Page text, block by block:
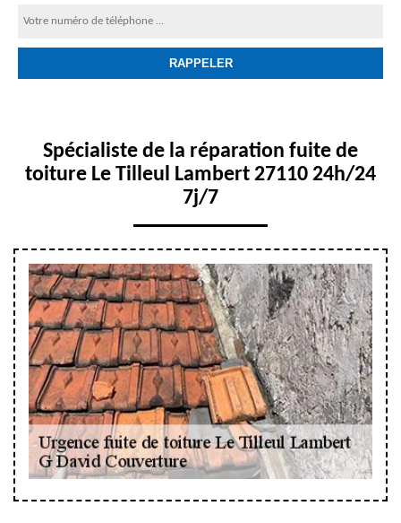
Spécialiste de la réparation fuite de
toiture Le Tilleul Lambert 27110 24h/24
7j/7